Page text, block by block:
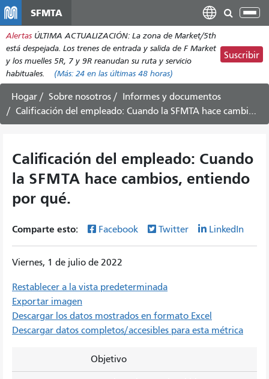
contenido
principal
SFMTA
Alertas ÚLTIMA ACTUALIZACIÓN: La zona de Market/5th
está despejada. Los trenes de entrada y salida de F Market
y los muelles 5R, 7 y 9R reanudan su ruta y servicio
habituales.
(Más: 24 en las últimas 48 horas)
Suscribir
Hogar Sobre nosotros
Informes y documentos
Calificación del empleado: Cuando la SFMTA hace cambios, entiendo por qué.
Calificación del empleado: Cuando
la SFMTA hace cambios, entiendo
por qué.
Comparte esto: Facebook Twitter LinkedIn
Viernes, 1 de julio de 2022
Restablecer a la vista predeterminada
Exportar imagen
Descargar los datos mostrados en formato Excel
Descargar datos completos/accesibles para esta métrica
Objetivo